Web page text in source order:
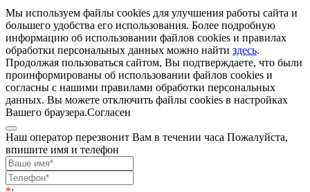
Мы используем файлы cookies для улучшения работы сайта и
большего удобства его использования. Более подробную
информацию об использовании файлов cookies и правилах
обработки персональных данных можно найти здесь.
Продолжая пользоваться сайтом, Вы подтверждаете, что были
проинформированы об использовании файлов cookies и
согласны с нашими правилами обработки персональных
данных. Вы можете отключить файлы cookies в настройках
Вашего браузера.Согласен
Наш оператор перезвонит Вам в течении часа Пожалуйста,
впишите имя и телефон